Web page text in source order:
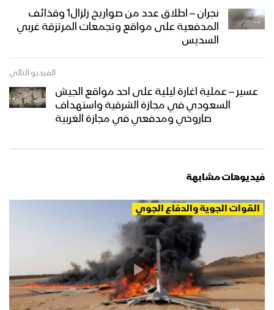
نجران – اطلاق عدد من صواريخ زلزال1 وقذائف
المدفعية على مواقع وتجمعات المرتزقة غربي
السديس
الفيديو التالي
عسير – عملية اغارة ليلية على احد مواقع الجيش
السعودي في مجازة الشرقية واستهداف
صاروخي ومدفعي في مجازة الغربية
فيديوهات مشابهة
القوات الجوية والدفاع الجوي